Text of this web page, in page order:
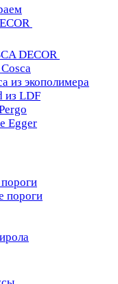
DECOR
из экополимера
из LDF
Egger
пороги